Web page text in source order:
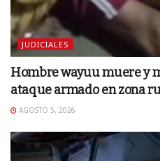
JUDICIALES
Hombre wayuu muere y
ataque armado en zona
AGOSTO 5, 2026